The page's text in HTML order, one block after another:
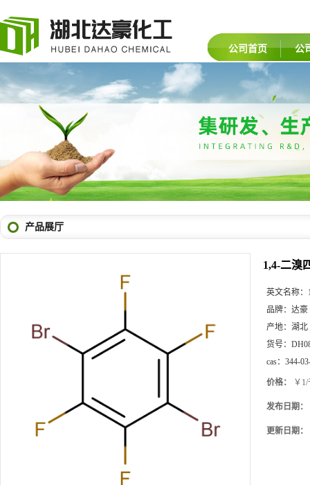
公司首页 公
产品展厅
1,4-二溴
英文名称：
品牌： 达豪
产地： 湖北
货号：
cas： 344-
价格： ￥
发布日期：
更新日期：